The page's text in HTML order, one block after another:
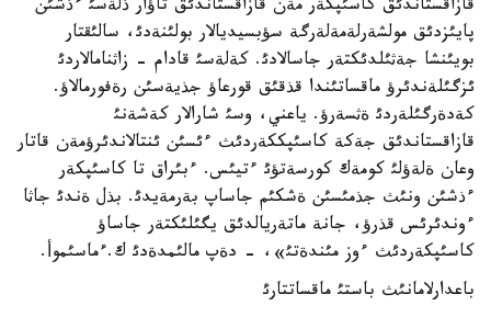
قازاقستاندئق كاسئپكةر مةن قازاقستاندئق تاؤار ذلةسئ ءذشئن
پايئزدئق مولشةرلةمةلةرگة سؤبسيديالار بولئنةدئ، سالئقتار
بويئنشا جةثئلدئكتةر جاسالادئ. كةلةسئ قادام - زاثنامالاردئ
ئزگئلةندئرؤ ماقساتئندا قذقئق قورعاؤ جذيةسئن رةفورمالاؤ.
كةدةرگئلةردئ ةثسةرؤ. ياعني، وسئ شارالار كةشةنئ
قازاقستاندئق جةكة كاسئپككةردئث ءئسئن ئنتالاندئرؤمةن قاتار
وعان ةلةؤلئ كومةك كورسةتؤئ ءتيئس. ءبئراق تا كاسئپكةر
ءذشئن ونئث جذمئسئن ةشكئم جاساپ بةرمةيدئ. بذل ةندئ جاثا
ءوندئرئس قذرؤ، جانة ماتةريالدئق يگئلئكتةر جاساؤ
كاسئپكةردئث ءوز مئندةتئ»، - دةپ مالئمدةدئ ك.ءماسئموأ.
باعدارلامانئث باستئ ماقساتتارئ